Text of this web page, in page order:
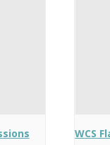
WCS